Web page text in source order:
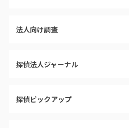
法人向け調査
探偵法人ジャーナル
探偵ピックアップ